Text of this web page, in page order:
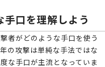
口を理解しよう
者がどのような手口を使う
の攻撃は単純な手法ではな
な手口が主流となっていま